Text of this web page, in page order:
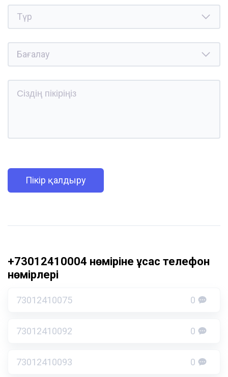
Пікір қалдыру
+73012410004 нөміріне ұқсас телефон
нөмірлері
73012410075 0
73012410092 0
73012410093 0